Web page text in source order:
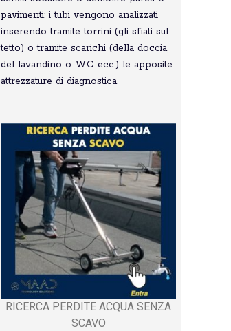
pavimenti: i tubi vengono analizzati
inserendo tramite torrini (gli sfiati sul
tetto) o tramite scarichi (della doccia,
del lavandino o WC ecc.) le apposite
attrezzature di diagnostica.
RICERCA PERDITE ACQUA SENZA
SCAVO